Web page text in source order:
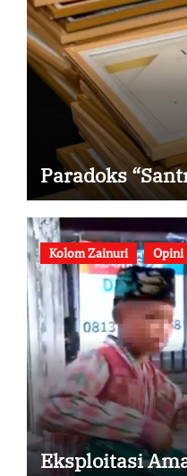
Paradoks
Kolom Zainuri Opini
Eksploitasi